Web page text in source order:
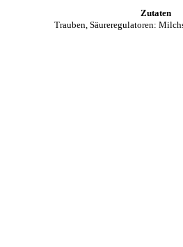
Zutaten
Trauben, Säureregulatoren: